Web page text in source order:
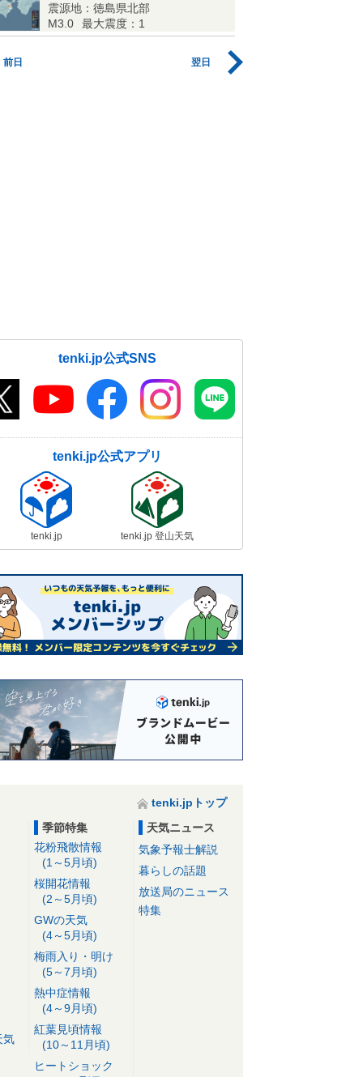
震源地：徳島県北部
M3.0
最大震度：1
前日 翌日
tenki.jp公式SNS
tenki.jp公式アプリ
tenki.jp tenki.jp 登山天気
tenki.jpトップ
気
季節特集
花粉飛散情報
(1～5月頃)
桜開花情報
(2～5月頃)
GWの天気
(4～5月頃)
梅雨入り・明け
(5～7月頃)
熱中症情報
(4～9月頃)
紅葉見頃情報
(10～11月頃)
ヒートショック
天気ニュース
気象予報士解説
暮らしの話題
放送局のニュース
特集